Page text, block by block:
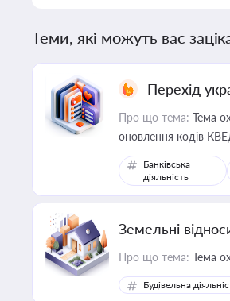
Теми, які можуть вас
Перехід
Про що тема: Тема
оновлення кодів
Банківська
діяльність
Земельні
Про що тема: Тема
Будівельна